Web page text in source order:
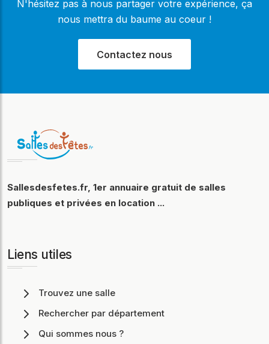
N'hésitez pas à nous partager votre expérience, ça
nous mettra du baume au coeur !
Contactez nous
Sallesdesfetes.fr, 1er annuaire gratuit de salles
publiques et privées en location ...
Liens utiles
Trouvez une salle
Rechercher par département
Qui sommes nous ?